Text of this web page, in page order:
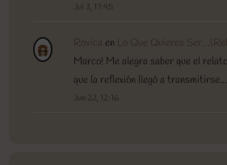
Jul 3, 17:45
Rovica en Lo Que Quieres
Marco! Me alegra saber que el
que la reflexión llegó a
Jun 22, 12:16